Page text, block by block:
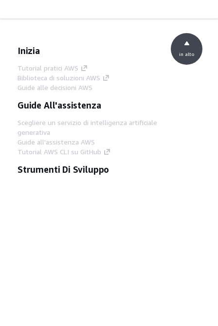
Inizia
Tutorial pratici AWS
Biblioteca di soluzioni AWS
Guide alle decisioni AWS
Guide All'assistenza
Scegliere un servizio di intelligenza artificiale
generativa
Guide all'assistenza AWS
Tutorial AWS CLI su GitHub
Strumenti Di Sviluppo
in alto